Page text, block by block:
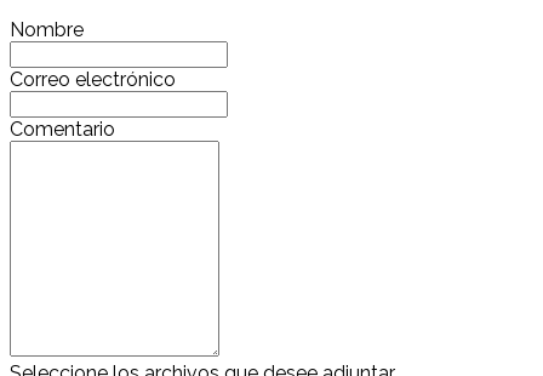
Nombre
Correo electrónico
Comentario